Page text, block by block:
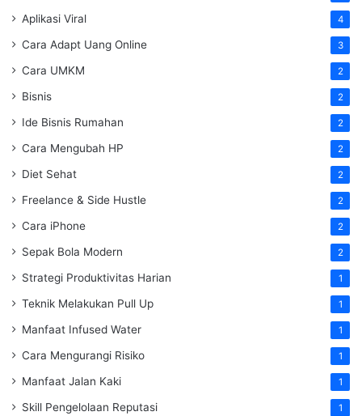
Aplikasi Viral 4
Cara Adapt Uang Online 3
Cara UMKM 2
Bisnis 2
Ide Bisnis Rumahan 2
Cara Mengubah HP 2
Diet Sehat 2
Freelance & Side Hustle 2
Cara iPhone 2
Sepak Bola Modern 2
Strategi Produktivitas Harian 1
Teknik Melakukan Pull Up 1
Manfaat Infused Water 1
Cara Mengurangi Risiko 1
Manfaat Jalan Kaki 1
Skill Pengelolaan Reputasi 1